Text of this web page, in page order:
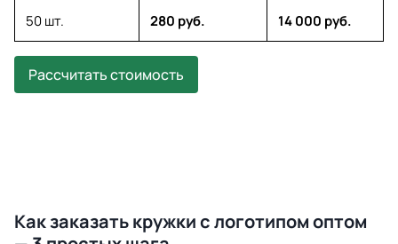
50 шт. 280 руб. 14 000 руб.
Рассчитать стоимость
Как заказать кружки с логотипом оптом